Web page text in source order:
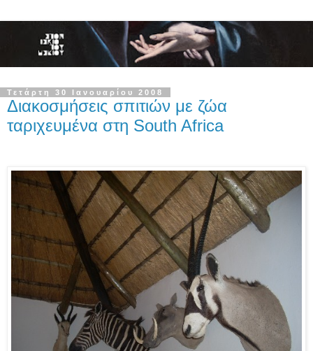
Τετάρτη 30 Ιανουαρίου 2008
Διακοσμήσεις σπιτιών με ζώα
ταριχευμένα στη South Africa